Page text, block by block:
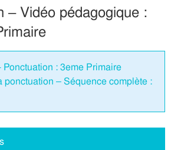
– Vidéo pédagogique :
Ponctuation : 3eme Primaire
ponctuation – Séquence complète :